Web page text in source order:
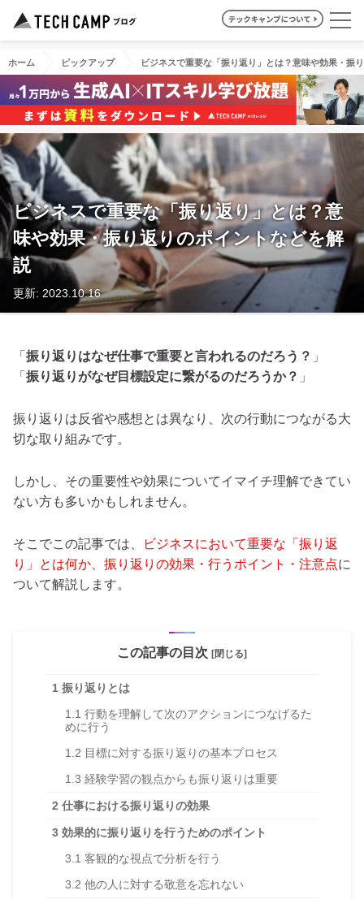
ホーム ピックアップ ビジネスで重要な「振り返り」とは？意味や効果・振
ビジネスで重要な「振り返り」とは？意
味や効果・振り返りのポイントなどを解
説
更新: 2023.10.16
「 振り返りはなぜ仕事で重要と言われるのだろう？ 」
「 振り返りがなぜ目標設定に繋がるのだろうか？ 」
振り返りは反省や感想とは異なり、次の行動につながる大
切な取り組みです。
しかし、その重要性や効果についてイマイチ理解できてい
ない方も多いかもしれません。
そこでこの記事では、
ビジネスにおいて重要な「振り返
り」とは何か、振り返りの効果・行うポイント・注意点に
ついて解説します。
この記事の目次 [閉じる]
1 振り返りとは
1.1 行動を理解して次のアクションにつなげるた
めに行う
1.2 目標に対する振り返りの基本プロセス
1.3 経験学習の観点からも振り返りは重要
2 仕事における振り返りの効果
3 効果的に振り返りを行うためのポイント
3.1 客観的な視点で分析を行う
3.2 他の人に対する敬意を忘れない